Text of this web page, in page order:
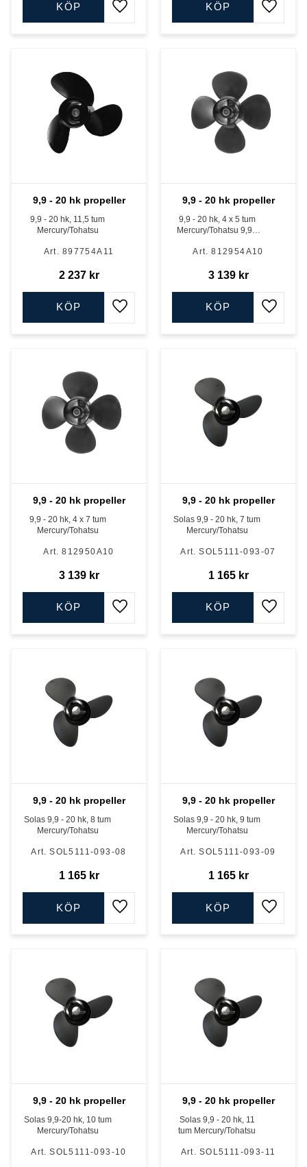
Lägg till i favoriter
KÖP
Lägg
KÖP
9,9 - 20 hk propeller
9,9 - 20 hk, 11,5 tum
Mercury/Tohatsu
897754A11
2 237kr
Lägg till i favoriter
KÖP
9,9 - 20 hk propeller
9,9 - 20 hk, 4 x 5 tum
Mercury/Tohatsu 9,9 -
812954A10
3 139kr
Lägg
KÖP
9,9 - 20 hk propeller
9,9 - 20 hk, 4 x 7 tum
Mercury/Tohatsu
812950A10
3 139kr
Lägg till i favoriter
KÖP
9,9 - 20 hk propeller
Solas 9,9 - 20 hk, 7 tum
Mercury/Tohatsu
SOL5111-093-07
1 165kr
Lägg
KÖP
9,9 - 20 hk propeller
Solas 9,9 - 20 hk, 8 tum
Mercury/Tohatsu
SOL5111-093-08
1 165kr
Lägg till i favoriter
KÖP
9,9 - 20 hk propeller
Solas 9,9 - 20 hk, 9 tum
Mercury/Tohatsu
SOL5111-093-09
1 165kr
Lägg
KÖP
9,9 - 20 hk propeller
Solas 9,9-20 hk, 10 tum
Mercury/Tohatsu
SOL5111-093-10
9,9 - 20 hk propeller
Solas 9,9 - 20 hk, 11
tum Mercury/Tohatsu
SOL5111-093-11